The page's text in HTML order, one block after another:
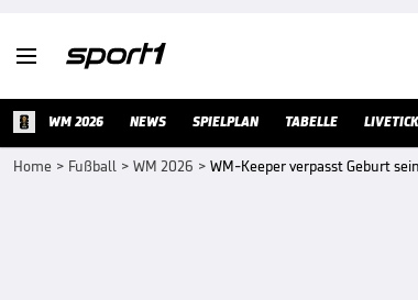

WM 2026 NEWS SPIELPLAN TABELLE
Home > Fußball > WM 2026 > WM-Keeper verpasst Geburt